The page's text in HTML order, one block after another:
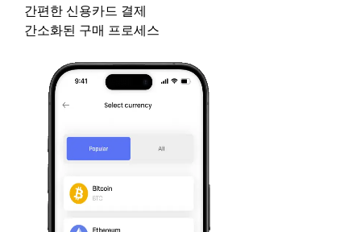
간편한 신용카드 결제
간소화된 구매 프로세스